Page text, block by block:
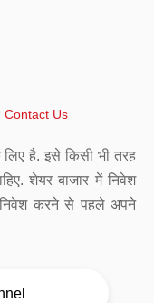
Contact Us
है. इसे किसी भी तरह
शेयर बाजार में निवेश
निवेश करने से पहले अपने